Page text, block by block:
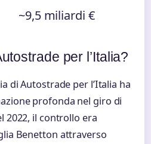
~9,5 miliardi €
per l’Italia?
di Autostrade per l’Italia ha
profonda nel giro di
2022, il controllo era
Benetton attraverso